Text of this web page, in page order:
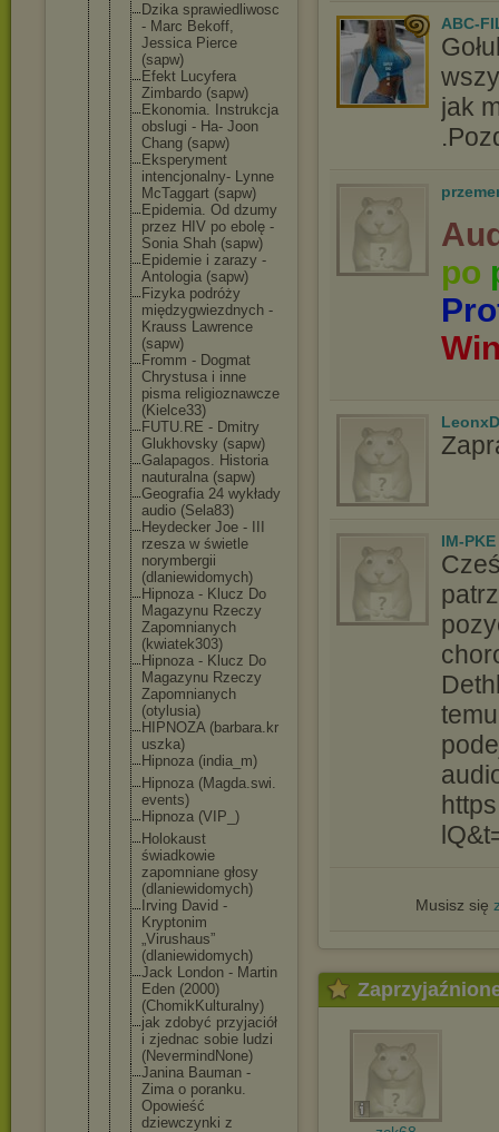
Dzika sprawiedliwosc
- Marc Bekoff,
Jessica Pierce
(sapw)
Efekt Lucyfera
Zimbardo (sapw)
Ekonomia. Instrukcja
obslugi - Ha- Joon
Chang (sapw)
Eksperyment
intencjonal ny- Lynne
McTaggart (sapw)
Epidemia. Od dzumy
przez HIV po ebolę -
Sonia Shah (sapw)
Epidemie i zarazy -
Antologia (sapw)
Fizyka podróży
międzygwiezdnych -
Krauss Lawrence
(sapw)
Fromm - Dogmat
Chrystusa i inne
pisma religioznawcze
(Kielce33)
FUTU.RE - Dmitry
Glukhovsky (sapw)
Galapagos. Historia
nauturalna (sapw)
Geografia 24 wykłady
audio (Sela83)
Heydecker Joe - III
rzesza w świetle
norymbergii
(dlaniewidomych)
Hipnoza - Klucz Do
Magazynu Rzeczy
Zapomnianyc h
(kwiatek303)
Hipnoza - Klucz Do
Magazynu Rzeczy
Zapomnianyc h
(otylusia)
HIPNOZA (barbara.kr
uszka)
Hipnoza (india_m)
Hipnoza (Magda.swi.
events)
Hipnoza (VIP_)
Holokaust
świadkowie
zapomniane głosy
(dlaniewidomych)
Irving David -
Kryptonim
„Virushaus”
(dlaniewidomych)
Jack London - Martin
Eden (2000)
(ChomikKulturalny)
jak zdobyć przyjaciół
i zjednac sobie ludzi
(NevermindNone)
Janina Bauman -
Zima o poranku.
Opowieść
dziewczynki z
ABC-
jak
po
IM-PKE
Musisz się